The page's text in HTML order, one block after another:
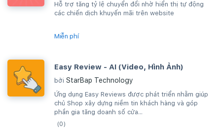
Hỗ trợ tăng tỷ lệ chuyển đổi nhờ hiển thị tự động
các chiến dịch khuyến mãi trên website
Miễn phí
Easy Review - AI (Video, Hình Ảnh)
bởi StarBap Technology
Ứng dụng Easy Reviews được phát triển nhằm giúp
chủ Shop xây dựng niềm tin khách hàng và góp
phần gia tăng doanh số cửa...
(0)